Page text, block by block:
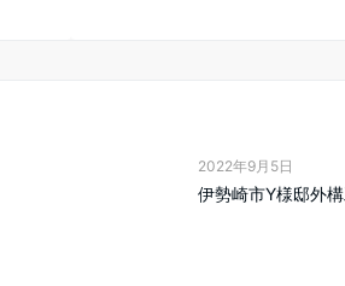
2022年9月5日
伊勢崎市Y様邸外